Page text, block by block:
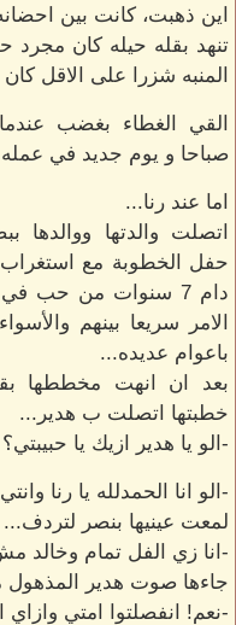
اين ذهبت، كانت بين
تنهد بقله حيله كان مجرد
المنبه شزرا على الاقل
القي الغطاء بغضب
صباحا و يوم جديد في عمله
اما عند رنا...
اتصلت والدتها ووالدها
حفل الخطوبة مع
دام 7 سنوات من حب
الامر سريعا بينهم
باعوام عديده...
بعد ان انهت مخططها
خطبتها اتصلت ب هدير...
-الو يا هدير ازيك يا حبيبتي؟
-الو انا الحمدلله يا رنا
لمعت عينيها بنصر لتردف...
-انا زي الفل تمام وخالد
جاءها صوت هدير المذهول
-نعم! انفصلتوا امتي